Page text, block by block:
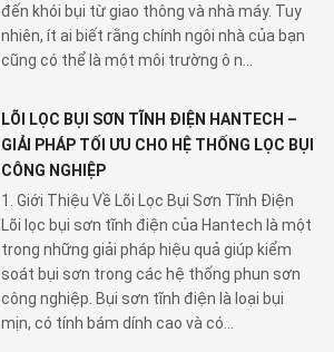
đến khói bụi từ giao thông và nhà máy. Tuy
nhiên, ít ai biết rằng chính ngôi nhà của bạn
cũng có thể là một môi trường ô n...
LÕI LỌC BỤI SƠN TĨNH ĐIỆN HANTECH –
GIẢI PHÁP TỐI ƯU CHO HỆ THỐNG LỌC BỤI
CÔNG NGHIỆP
1. Giới Thiệu Về Lõi Lọc Bụi Sơn Tĩnh Điện
Lõi lọc bụi sơn tĩnh điện của Hantech là một
trong những giải pháp hiệu quả giúp kiểm
soát bụi sơn trong các hệ thống phun sơn
công nghiệp. Bụi sơn tĩnh điện là loại bụi
mịn, có tính bám dính cao và có...